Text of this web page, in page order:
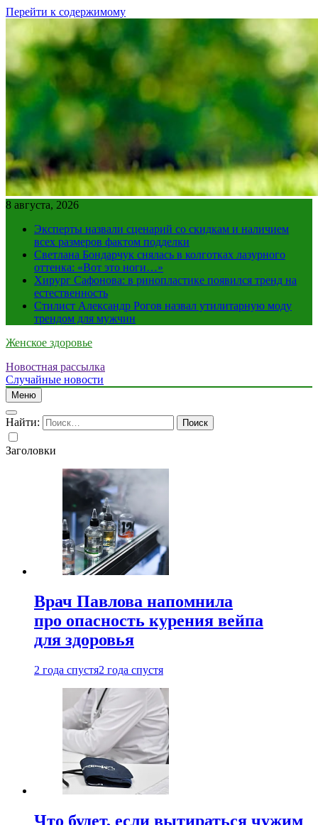
Перейти к содержимому
8 августа, 2026
Эксперты назвали сценарий со скидкам и наличием
всех размеров фактом подделки
Светлана Бондарчук снялась в колготках лазурного
оттенка: «Вот это ноги…»
Хирург Сафонова: в ринопластике появился тренд на
естественность
Стилист Александр Рогов назвал утилитарную моду
трендом для мужчин
Женское здоровье
Новостная рассылка
Случайные новости
Меню
Найти:
Заголовки
Врач Павлова напомнила
про опасность курения вейпа
для здоровья
2 года спустя2 года спустя
Что будет, если вытираться чужим